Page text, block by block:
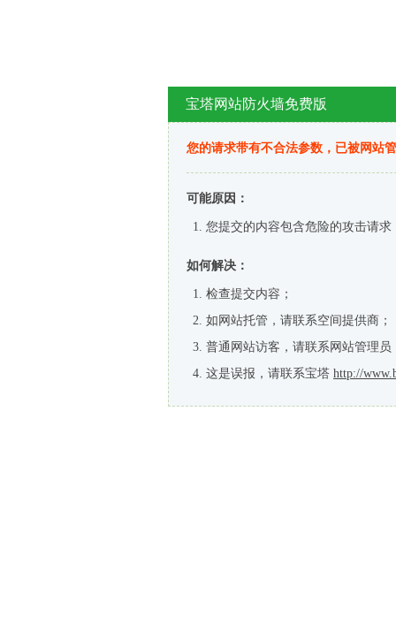
宝塔网站防火墙免费版
您的请求带有不合法参数，已被网站
可能原因：
您提交的内容包含危险的攻击请求
如何解决：
检查提交内容；
如网站托管，请联系空间提供商；
普通网站访客，请联系网站管理员
这是误报，请联系宝塔 http://